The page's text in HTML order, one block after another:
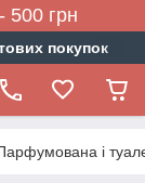
грн
покупок
і